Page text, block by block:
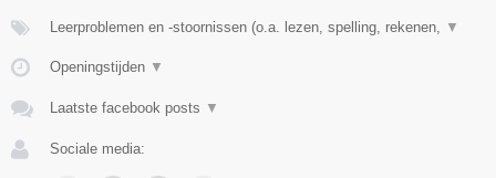
Leerproblemen en -stoornissen (o.a. lezen, spelling, rekenen, ▼
Openingstijden ▼
Laatste facebook posts ▼
Sociale media: